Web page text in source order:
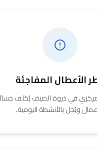
الأعطال المفاجئة
في ذروة الصيف يُكلف
ويُخل بالأنشطة اليومية.